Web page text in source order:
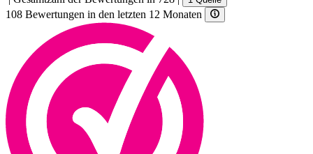
108 Bewertungen in den letzten 12 Monaten